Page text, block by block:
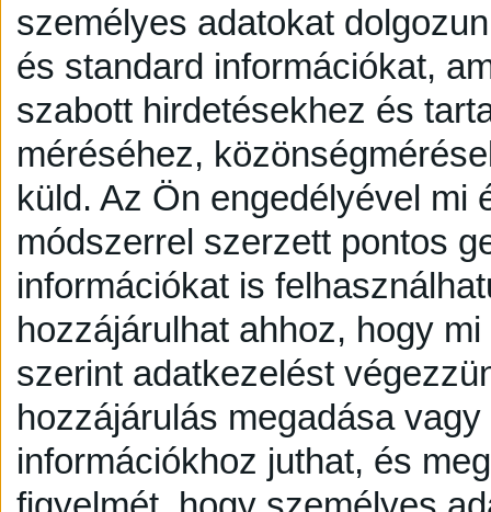
személyes adatokat
és standard információkat,
szabott hirdetésekhez és
méréséhez,
küld. Az Ön engedélyével mi
módszerrel szerzett pontos
információkat is
hozzájárulhat ahhoz, hogy
szerint adatkezelést
hozzájárulás megadása
információkhoz juthat, és